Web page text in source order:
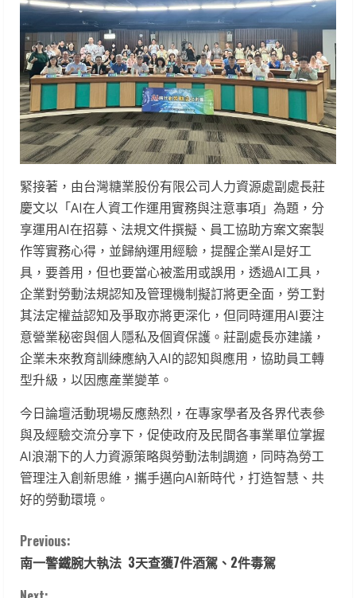
緊接著，由台灣糖業股份有限公司人力資源處副處長莊
慶文以「AI在人資工作運用實務與注意事項」為題，分
享運用AI在招募、法規文件撰擬、員工協助方案文案製
作等實務心得，並歸納運用經驗，提醒企業AI是好工
具，要善用，但也要當心被濫用或誤用，透過AI工具，
企業對勞動法規認知及管理機制擬訂將更全面，勞工對
其法定權益認知及爭取亦將更深化，但同時運用AI要注
意營業秘密與個人隱私及個資保護。莊副處長亦建議，
企業未來教育訓練應納入AI的認知與應用，協助員工轉
型升級，以因應產業變革。
今日論壇活動現場反應熱烈，在專家學者及各界代表參
與及經驗交流分享下，促使政府及民間各事業單位掌握
AI浪潮下的人力資源策略與勞動法制調適，同時為勞工
管理注入創新思維，攜手邁向AI新時代，打造智慧、共
好的勞動環境。
C
o
Previous:
南一警鐵腕大執法 3天查獲7件酒駕、2件毒駕